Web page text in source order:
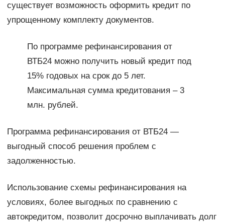
существует возможность оформить кредит по
упрощенному комплекту документов.
По программе рефинансирования от
ВТБ24 можно получить новый кредит под
15% годовых на срок до 5 лет.
Максимальная сумма кредитования – 3
млн. рублей.
Программа рефинансирования от ВТБ24 —
выгодный способ решения проблем с
задолженностью.
Использование схемы рефинансирования на
условиях, более выгодных по сравнению с
автокредитом, позволит досрочно выплачивать долг